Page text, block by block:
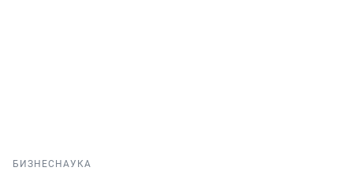
БИЗНЕС НАУКА